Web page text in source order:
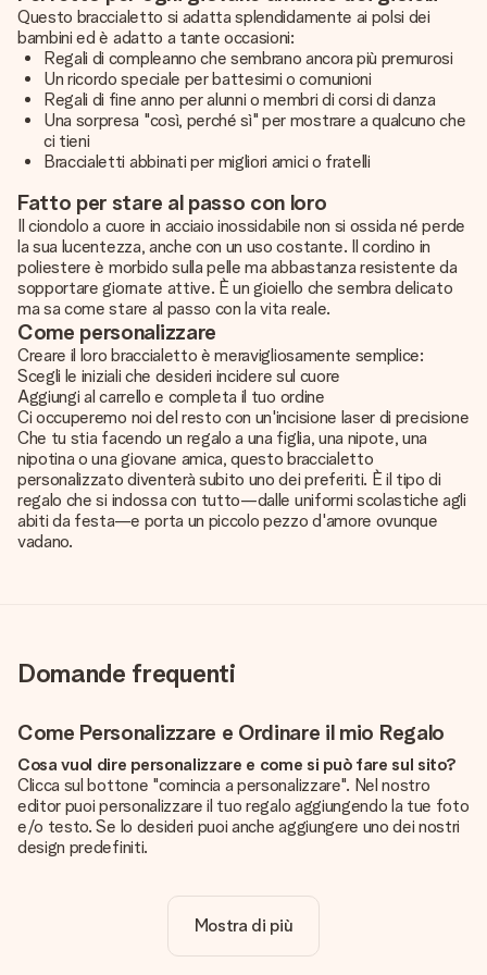
Questo braccialetto si adatta splendidamente ai polsi dei
bambini ed è adatto a tante occasioni:
Regali di compleanno che sembrano ancora più premurosi
Un ricordo speciale per battesimi o comunioni
Regali di fine anno per alunni o membri di corsi di danza
Una sorpresa "così, perché sì" per mostrare a qualcuno che
ci tieni
Braccialetti abbinati per migliori amici o fratelli
Fatto per stare al passo con loro
Il ciondolo a cuore in acciaio inossidabile non si ossida né perde
la sua lucentezza, anche con un uso costante. Il cordino in
poliestere è morbido sulla pelle ma abbastanza resistente da
sopportare giornate attive. È un gioiello che sembra delicato
ma sa come stare al passo con la vita reale.
Come personalizzare
Creare il loro braccialetto è meravigliosamente semplice:
Scegli le iniziali che desideri incidere sul cuore
Aggiungi al carrello e completa il tuo ordine
Ci occuperemo noi del resto con un'incisione laser di precisione
Che tu stia facendo un regalo a una figlia, una nipote, una
nipotina o una giovane amica, questo braccialetto
personalizzato diventerà subito uno dei preferiti. È il tipo di
regalo che si indossa con tutto—dalle uniformi scolastiche agli
abiti da festa—e porta un piccolo pezzo d'amore ovunque
vadano.
Domande frequenti
Come Personalizzare e Ordinare il mio Regalo
Cosa vuol dire personalizzare e come si può fare sul sito?
Clicca sul bottone "comincia a personalizzare". Nel nostro
editor puoi personalizzare il tuo regalo aggiungendo la tue foto
e/o testo. Se lo desideri puoi anche aggiungere uno dei nostri
design predefiniti.
Certo! Il prezzo mostrato include sempre la personalizzazione
Mostra di più